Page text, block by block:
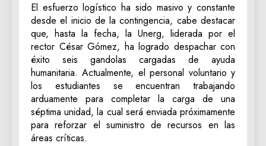
El esfuerzo logístico ha sido masivo y constante
desde el inicio de la contingencia, cabe destacar
que, hasta la fecha, la Unerg, liderada por el
rector César Gómez, ha logrado despachar con
éxito seis gandolas cargadas de ayuda
humanitaria. Actualmente, el personal voluntario y
los estudiantes se encuentran trabajando
arduamente para completar la carga de una
séptima unidad, la cual será enviada próximamente
para reforzar el suministro de recursos en las
áreas críticas.